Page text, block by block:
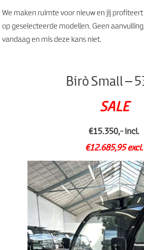
We maken ruimte voor nieuw en jij
op geselecteerde modellen. Geen
vandaag en mis deze kans niet.
Birò Small –
SALE
€15.350,- incl.
€12.685,95 excl.